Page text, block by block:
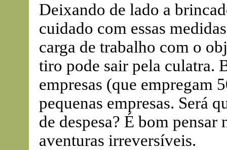
Deixando de lado a
cuidado com essas
carga de trabalho com o
tiro pode sair pela culatra.
empresas (que empregam
pequenas empresas. Será
de despesa? É bom pensar
aventuras irreversíveis.